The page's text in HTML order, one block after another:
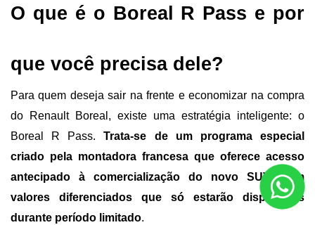
O que é o Boreal R Pass e por
que você precisa dele?
Para quem deseja sair na frente e economizar na compra
do Renault Boreal, existe uma estratégia inteligente: o
Boreal R Pass. Trata-se de um programa especial
criado pela montadora francesa que oferece acesso
antecipado à comercialização do novo SUV, com
valores diferenciados que só estarão disponíveis
durante período limitado.